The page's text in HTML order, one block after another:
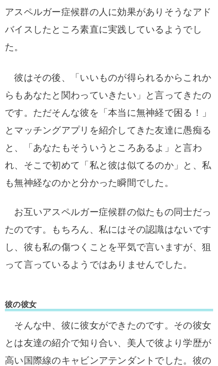
アスペルガー症候群の人に効果がありそうなアド
バイスしたところ素直に実践しているようでし
た。
彼はその後、「いいものが得られるからこれか
らもあなたと関わっていきたい」と言ってきたの
です。 ただそんな彼を「本当に無神経で困る！」
とマッチングアプリを紹介してきた友達に愚痴る
と、「あなたもそういうところあるよ」と言わ
れ、そこで初めて「私と彼は似てるのか」と、私
も無神経なのかと分かった瞬間でした。
お互いアスペルガー症候群の似たもの同士だっ
たのです。もちろん、私にはその認識はないです
し、彼も私の傷つくことを平気で言いますが、狙
って言っているようではありませんでした。
彼の彼女
そんな中、彼に彼女ができたのです。その彼女
とは友達の紹介で知り合い、美人で彼より学歴が
高い国際線のキャビンアテンダントでした。彼の